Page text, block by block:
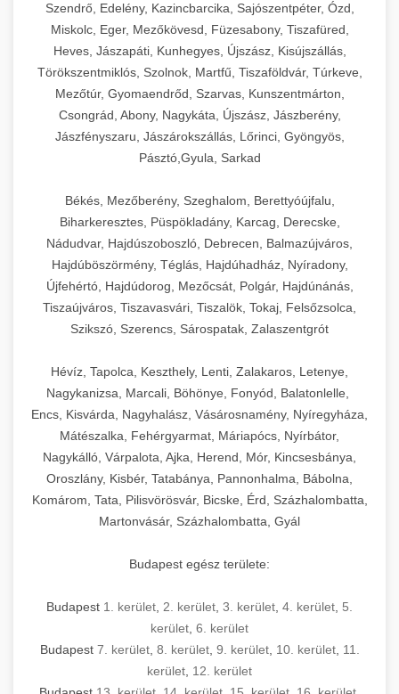
Szendrő, Edelény, Kazincbarcika, Sajószentpéter, Ózd,
Miskolc, Eger, Mezőkövesd, Füzesabony, Tiszafüred,
Heves, Jászapáti, Kunhegyes, Újszász, Kisújszállás,
Törökszentmiklós, Szolnok, Martfű, Tiszaföldvár, Túrkeve,
Mezőtúr, Gyomaendrőd, Szarvas, Kunszentmárton,
Csongrád, Abony, Nagykáta, Újszász, Jászberény,
Jászfényszaru, Jászárokszállás, Lőrinci, Gyöngyös,
Pásztó,Gyula, Sarkad
Békés, Mezőberény, Szeghalom, Berettyóújfalu,
Biharkeresztes, Püspökladány, Karcag, Derecske,
Nádudvar, Hajdúszoboszló, Debrecen, Balmazújváros,
Hajdúböszörmény, Téglás, Hajdúhadház, Nyíradony,
Újfehértó, Hajdúdorog, Mezőcsát, Polgár, Hajdúnánás,
Tiszaújváros, Tiszavasvári, Tiszalök, Tokaj, Felsőzsolca,
Szikszó, Szerencs, Sárospatak, Zalaszentgrót
Hévíz, Tapolca, Keszthely, Lenti, Zalakaros, Letenye,
Nagykanizsa, Marcali, Böhönye, Fonyód, Balatonlelle,
Encs, Kisvárda, Nagyhalász, Vásárosnamény, Nyíregyháza,
Mátészalka, Fehérgyarmat, Máriapócs, Nyírbátor,
Nagykálló, Várpalota, Ajka, Herend, Mór, Kincsesbánya,
Oroszlány, Kisbér, Tatabánya, Pannonhalma, Bábolna,
Komárom, Tata, Pilisvörösvár, Bicske, Érd, Százhalombatta,
Martonvásár, Százhalombatta, Gyál
Budapest egész területe:
Budapest 1. kerület 2. kerület 3. kerület 4. kerület 5.
kerület 6. kerület
Budapest 7. kerület, 8. kerület, 9. kerület, 10. kerület, 11.
kerület 12. kerület